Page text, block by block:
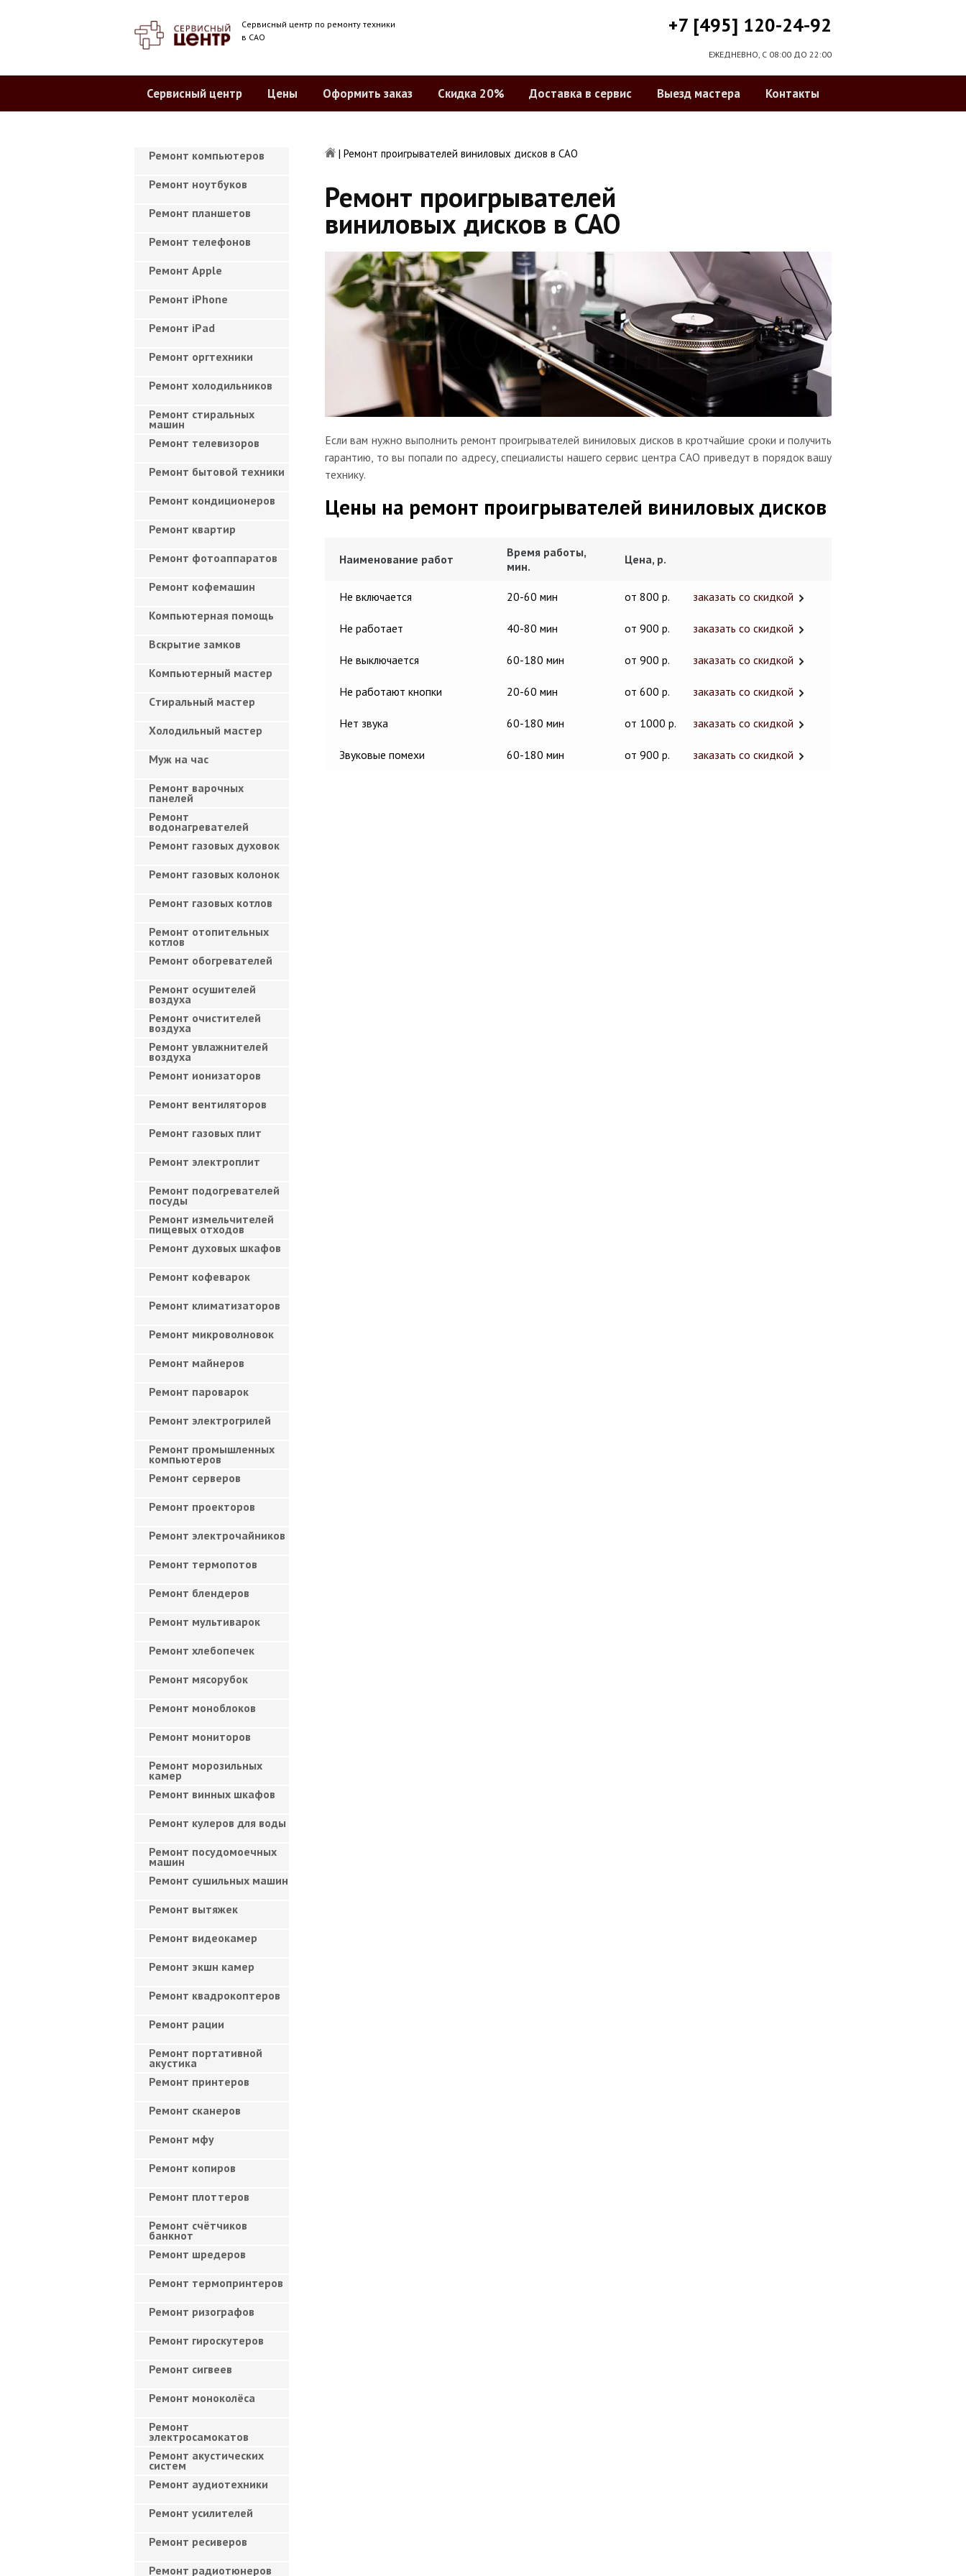
Сервисный центр по ремонту техники
в САО
+7 [495] 120-24-92
ЕЖЕДНЕВНО, С 08:00 ДО 22:00
Сервисный центр Цены Оформить заказ Скидка 20% Доставка в сервис Выезд мастера Контакты
| Ремонт проигрывателей виниловых дисков в САО
Ремонт проигрывателей
виниловых дисков в САО
Если вам нужно выполнить ремонт проигрывателей виниловых дисков в кротчайшие сроки и получить
гарантию, то вы попали по адресу, специалисты нашего сервис центра САО приведут в порядок вашу
технику.
Цены на ремонт проигрывателей виниловых дисков
Наименование работ
Время работы,
мин.
Цена, р.
Не включается 20-60 мин от 800 р. заказать со скидкой
Не работает 40-80 мин от 900 р. заказать со скидкой
Не выключается 60-180 мин от 900 р. заказать со скидкой
Не работают кнопки 20-60 мин от 600 р. заказать со скидкой
Нет звука 60-180 мин от 1000 р. заказать со скидкой
Звуковые помехи 60-180 мин от 900 р. заказать со скидкой
Ремонт компьютеров
Ремонт ноутбуков
Ремонт планшетов
Ремонт телефонов
Ремонт Apple
Ремонт iPhone
Ремонт iPad
Ремонт оргтехники
Ремонт холодильников
Ремонт стиральных
машин
Ремонт телевизоров
Ремонт бытовой техники
Ремонт кондиционеров
Ремонт квартир
Ремонт фотоаппаратов
Ремонт кофемашин
Компьютерная помощь
Вскрытие замков
Компьютерный мастер
Cтиральный мастер
Холодильный мастер
Муж на час
Ремонт варочных
панелей
Ремонт
водонагревателей
Ремонт газовых духовок
Ремонт газовых колонок
Ремонт газовых котлов
Ремонт отопительных
котлов
Ремонт обогревателей
Ремонт осушителей
воздуха
Ремонт очистителей
воздуха
Ремонт увлажнителей
воздуха
Ремонт ионизаторов
Ремонт вентиляторов
Ремонт газовых плит
Ремонт электроплит
Ремонт подогревателей
посуды
Ремонт измельчителей
пищевых отходов
Ремонт духовых шкафов
Ремонт кофеварок
Ремонт климатизаторов
Ремонт микроволновок
Ремонт майнеров
Ремонт пароварок
Ремонт электрогрилей
Ремонт промышленных
компьютеров
Ремонт серверов
Ремонт проекторов
Ремонт электрочайников
Ремонт термопотов
Ремонт блендеров
Ремонт мультиварок
Ремонт хлебопечек
Ремонт мясорубок
Ремонт моноблоков
Ремонт мониторов
Ремонт морозильных
камер
Ремонт винных шкафов
Ремонт кулеров для воды
Ремонт посудомоечных
машин
Ремонт сушильных машин
Ремонт вытяжек
Ремонт видеокамер
Ремонт экшн камер
Ремонт квадрокоптеров
Ремонт рации
Ремонт портативной
акустика
Ремонт принтеров
Ремонт сканеров
Ремонт мфу
Ремонт копиров
Ремонт плоттеров
Ремонт счётчиков
банкнот
Ремонт шредеров
Ремонт термопринтеров
Ремонт ризографов
Ремонт гироскутеров
Ремонт сигвеев
Ремонт моноколёса
Ремонт
электросамокатов
Ремонт акустических
систем
Ремонт аудиотехники
Ремонт усилителей
Ремонт ресиверов
Ремонт радиотюнеров